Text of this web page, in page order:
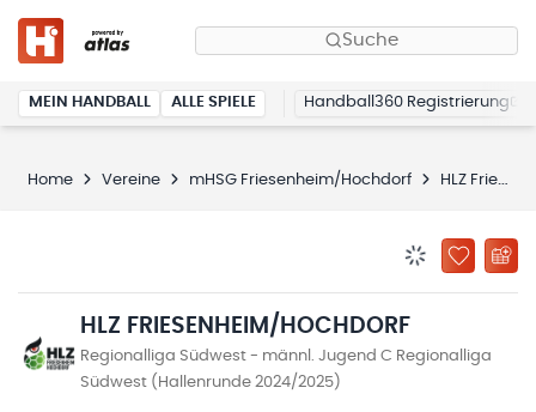
Suche
MEIN HANDBALL ALLE SPIELE Handball360 Registrierung
Home Vereine mHSG Friesenheim/Hochdorf HLZ Friesenheim/Hochdorf
ZU
HLZ FRIESENHEIM/HOCHDORF
Regionalliga Südwest - männl. Jugend C Regionalliga
Südwest (Hallenrunde 2024/2025)